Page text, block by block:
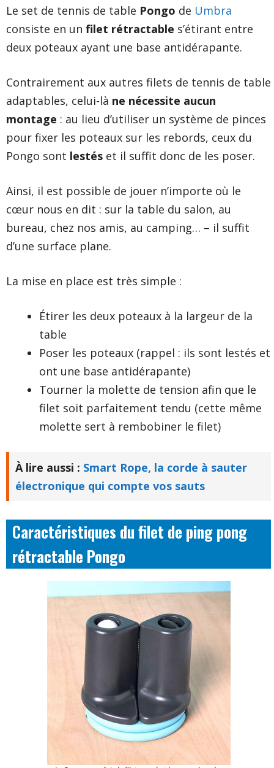
Le set de tennis de table Pongo de Umbra
consiste en un filet rétractable s’étirant entre
deux poteaux ayant une base antidérapante.
Contrairement aux autres filets de tennis de table
adaptables, celui-là ne nécessite aucun
montage : au lieu d’utiliser un système de pinces
pour fixer les poteaux sur les rebords, ceux du
Pongo sont lestés et il suffit donc de les poser.
Ainsi, il est possible de jouer n’importe où le
cœur nous en dit : sur la table du salon, au
bureau, chez nos amis, au camping… – il suffit
d’une surface plane.
La mise en place est très simple :
Étirer les deux poteaux à la largeur de la
table
Poser les poteaux (rappel : ils sont lestés et
ont une base antidérapante)
Tourner la molette de tension afin que le
filet soit parfaitement tendu (cette même
molette sert à rembobiner le filet)
À lire aussi : Smart Rope, la corde à sauter
électronique qui compte vos sauts
Caractéristiques du filet de ping pong
rétractable Pongo